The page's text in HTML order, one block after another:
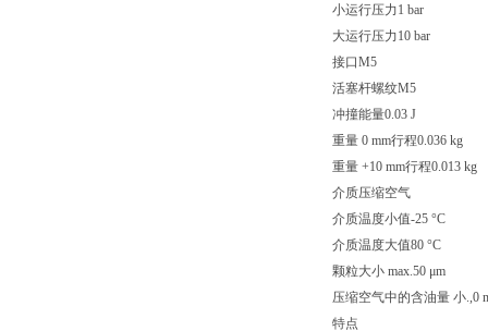
小运行压力1 bar
大运行压力10 bar
接口M5
活塞杆螺纹M5
冲撞能量0.03 J
重量 0 mm行程0.036 kg
重量 +10 mm行程0.013 kg
介质压缩空气
介质温度小值-25 °C
介质温度大值80 °C
颗粒大小 max.50 μm
压缩空气中的含油量 小.,0
特点